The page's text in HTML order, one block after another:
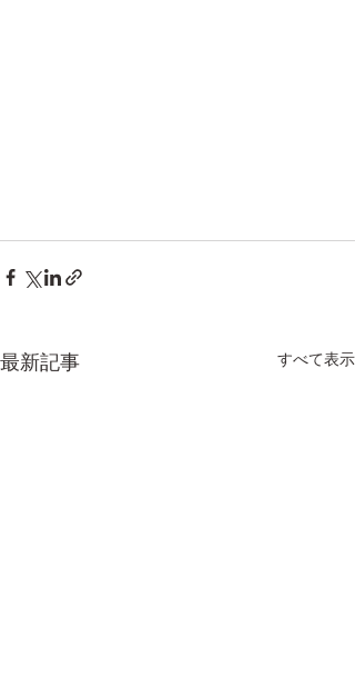
最新記事 すべて表示